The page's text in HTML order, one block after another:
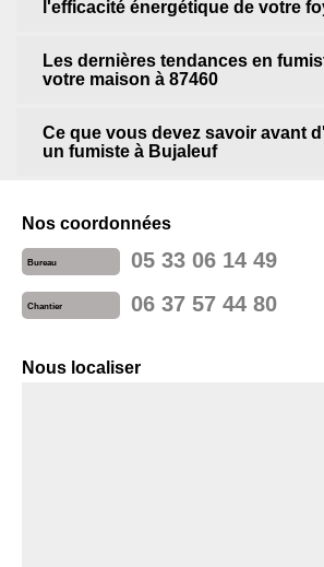
l'efficacité énergétique de votre
Les dernières tendances en
votre maison à 87460
Ce que vous devez savoir avant
un fumiste à Bujaleuf
Nos coordonnées
Bureau 05 33 06 14 49
Chantier 06 37 57 44 80
Nous localiser